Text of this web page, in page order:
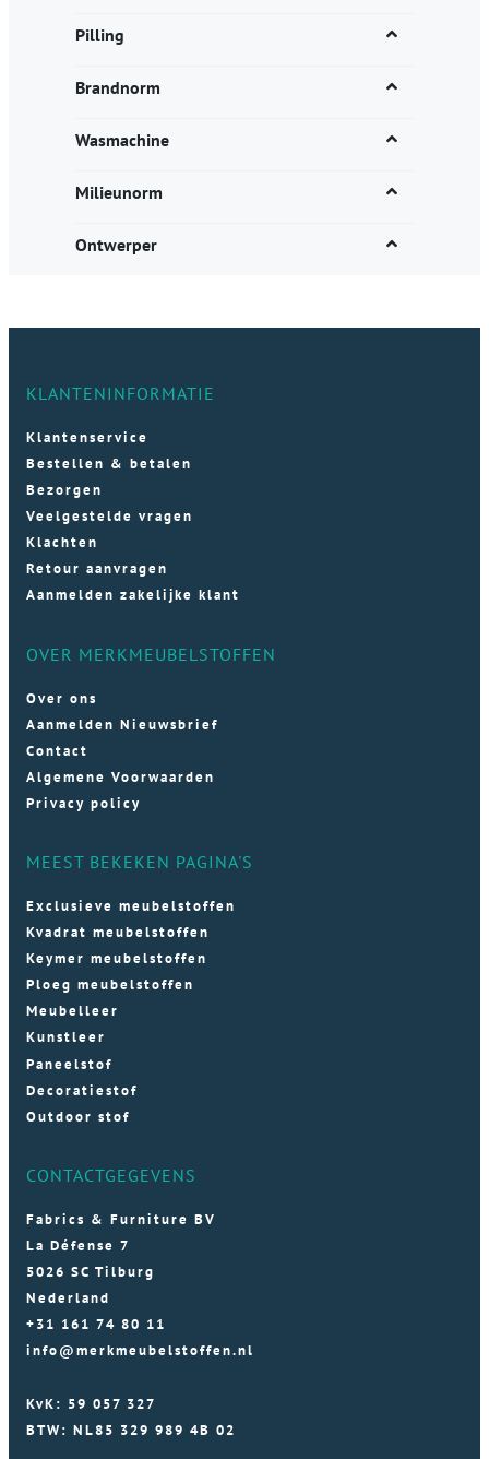
Pilling
Brandnorm
Wasmachine
Milieunorm
Ontwerper
KLANTENINFORMATIE
Klantenservice
Bestellen & betalen
Bezorgen
Veelgestelde vragen
Klachten
Retour aanvragen
Aanmelden zakelijke klant
OVER MERKMEUBELSTOFFEN
Over ons
Aanmelden Nieuwsbrief
Contact
Algemene Voorwaarden
Privacy policy
MEEST BEKEKEN PAGINA'S
Exclusieve meubelstoffen
Kvadrat meubelstoffen
Keymer meubelstoffen
Ploeg meubelstoffen
Meubelleer
Kunstleer
Paneelstof
Decoratiestof
Outdoor stof
CONTACTGEGEVENS
Fabrics & Furniture BV
La Défense 7
5026 SC Tilburg
Nederland
+31 161 74 80 11
info@merkmeubelstoffen.nl
KvK: 59 057 327
BTW: NL85 329 989 4B 02